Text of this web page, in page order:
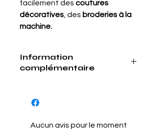
facilement des coutures
décoratives, des broderies à la
machine.
Information
complémentaire
rapport au revêtement standard /
chas à revêtement dur
Aucun avis pour le moment